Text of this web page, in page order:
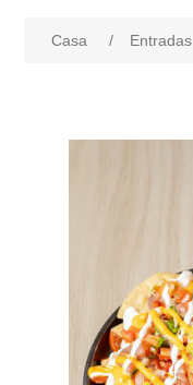
Casa / Entradas